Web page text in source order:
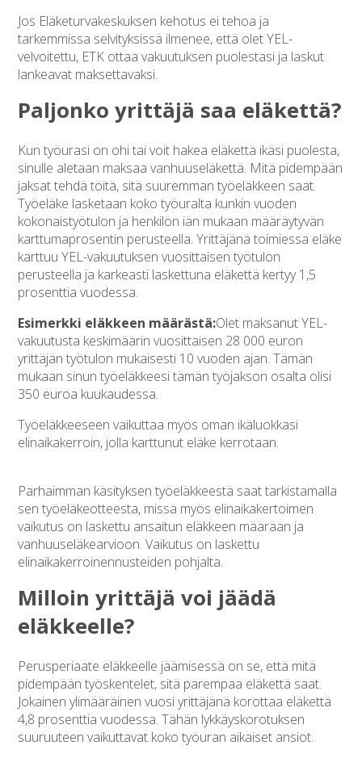
Jos Eläketurvakeskuksen kehotus ei tehoa ja
tarkemmissa selvityksissä ilmenee, että olet YEL-
velvoitettu, ETK ottaa vakuutuksen puolestasi ja laskut
lankeavat maksettavaksi.
Paljonko yrittäjä saa eläkettä?
Kun työurasi on ohi tai voit hakea eläkettä ikäsi puolesta,
sinulle aletaan maksaa vanhuuseläkettä. Mitä pidempään
jaksat tehdä töitä, sitä suuremman työeläkkeen saat.
Työeläke lasketaan koko työuralta kunkin vuoden
kokonaistyötulon ja henkilön iän mukaan määräytyvän
karttumaprosentin perusteella. Yrittäjänä toimiessa eläke
karttuu YEL-vakuutuksen vuosittaisen työtulon
perusteella ja karkeasti laskettuna eläkettä kertyy 1,5
prosenttia vuodessa.
Esimerkki eläkkeen määrästä:Olet maksanut YEL-
vakuutusta keskimäärin vuosittaisen 28 000 euron
yrittäjän työtulon mukaisesti 10 vuoden ajan. Tämän
mukaan sinun työeläkkeesi tämän työjakson osalta olisi
350 euroa kuukaudessa.
Työeläkkeeseen vaikuttaa myös oman ikäluokkasi
elinaikakerroin, jolla karttunut eläke kerrotaan.
Parhaimman käsityksen työeläkkeestä saat tarkistamalla
sen työeläkeotteesta, missä myös elinaikakertoimen
vaikutus on laskettu ansaitun eläkkeen määrään ja
vanhuuseläkearvioon. Vaikutus on laskettu
elinaikakerroinennusteiden pohjalta.
Milloin yrittäjä voi jäädä
eläkkeelle?
Perusperiaate eläkkeelle jäämisessä on se, että mitä
pidempään työskentelet, sitä parempaa eläkettä saat.
Jokainen ylimääräinen vuosi yrittäjänä korottaa eläkettä
4,8 prosenttia vuodessa. Tähän lykkäyskorotuksen
suuruuteen vaikuttavat koko työuran aikaiset ansiot.